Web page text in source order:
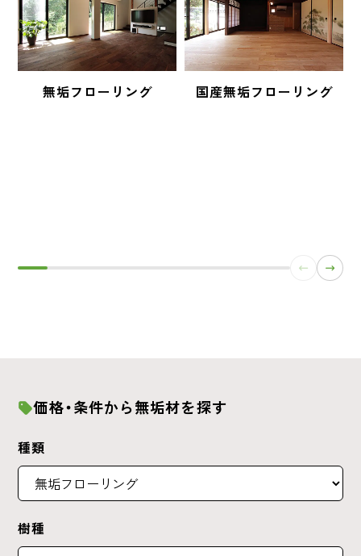
無垢フローリング 国産無垢フローリング
価格・条件から無垢材を探す
種類
樹種